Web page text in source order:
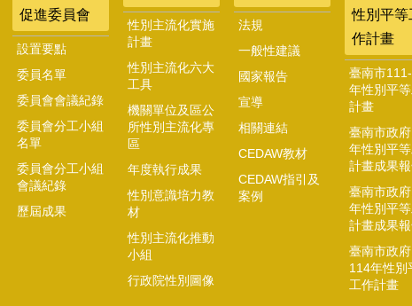
促進委員會
設置要點
委員名單
委員會會議紀錄
委員會分工小組
名單
委員會分工小組
會議紀錄
歷屆成果
性別主流化實施
計畫
性別主流化六大
工具
機關單位及區公
所性別主流化專
區
年度執行成果
性別意識培力教
材
性別主流化推動
小組
行政院性別圖像
法規
一般性建議
國家報告
宣導
相關連結
CEDAW教材
CEDAW指引及
案例
性別平等
作計畫
臺南市
年性別平
計畫
臺南市政
年性別平
計畫成果
臺南市政
年性別平
計畫成果
臺南市政
114年性別
工作計畫